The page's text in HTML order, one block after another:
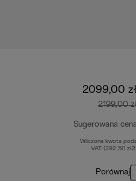
2099,00
2199,00
Sugerowana
Wliczona kwota
VAT (392,50
Porównaj